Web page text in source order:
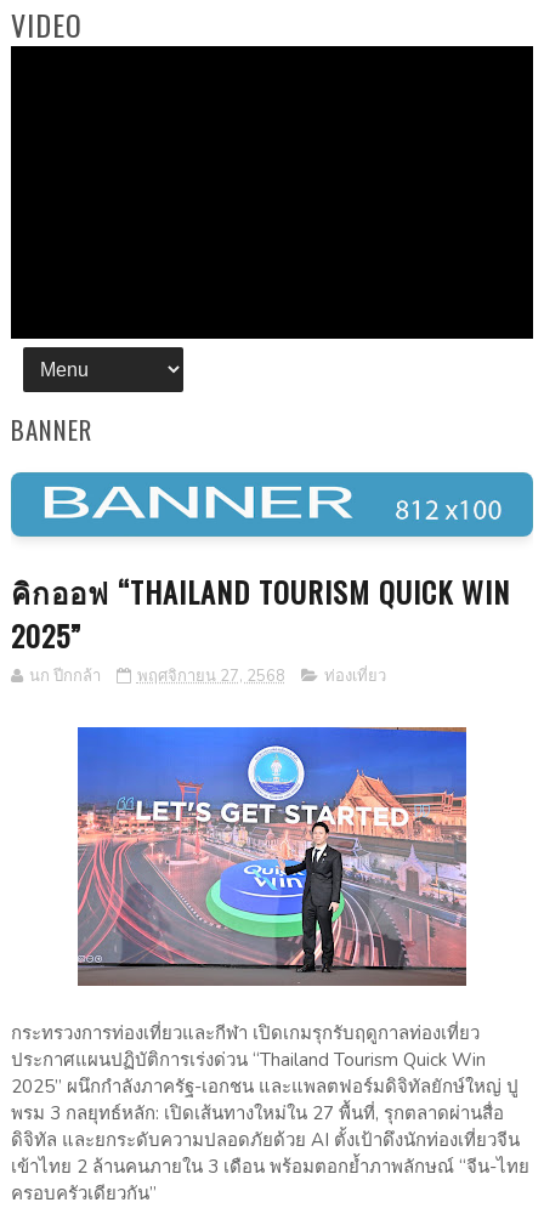
VIDEO
BANNER
คิกออฟ “THAILAND TOURISM QUICK WIN
2025”
นก ปีกกล้า พฤศจิกายน 27, 2568 ท่องเที่ยว
กระทรวงการท่องเที่ยวและกีฬา เปิดเกมรุกรับฤดูกาลท่องเที่ยว
ประกาศแผนปฏิบัติการเร่งด่วน “Thailand Tourism Quick Win
2025” ผนึกกำลังภาครัฐ-เอกชน และแพลตฟอร์มดิจิทัลยักษ์ใหญ่ ปู
พรม 3 กลยุทธ์หลัก: เปิดเส้นทางใหม่ใน 27 พื้นที่, รุกตลาดผ่านสื่อ
ดิจิทัล และยกระดับความปลอดภัยด้วย AI ตั้งเป้าดึงนักท่องเที่ยวจีน
เข้าไทย 2 ล้านคนภายใน 3 เดือน พร้อมตอกย้ำภาพลักษณ์ “จีน-ไทย
ครอบครัวเดียวกัน”